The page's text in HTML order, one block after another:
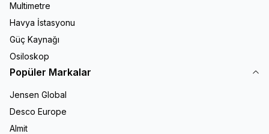
Multimetre
Havya İstasyonu
Güç Kaynağı
Osiloskop
Popüler Markalar
Jensen Global
Desco Europe
Almit